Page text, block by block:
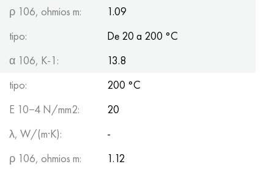
ρ 106, ohmios m:
1.09
tipo:
De 20 a 200 °C
α 106, K-1:
13.8
tipo:
200 °C
E 10−4 N/mm2:
20
λ, W/(m·K):
-
ρ 106, ohmios m:
1.12